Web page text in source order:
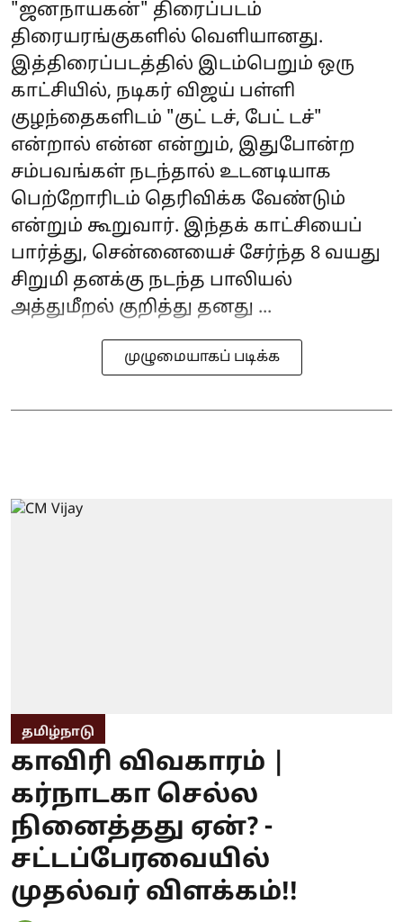
"ஜனநாயகன்" திரைப்படம்
திரையரங்குகளில் வெளியானது.
இத்திரைப்படத்தில் இடம்பெறும் ஒரு
காட்சியில், நடிகர் விஜய் பள்ளி
குழந்தைகளிடம் "குட் டச், பேட் டச்"
என்றால் என்ன என்றும், இதுபோன்ற
சம்பவங்கள் நடந்தால் உடனடியாக
பெற்றோரிடம் தெரிவிக்க வேண்டும்
என்றும் கூறுவார். இந்தக் காட்சியைப்
பார்த்து, சென்னையைச் சேர்ந்த 8 வயது
சிறுமி தனக்கு நடந்த பாலியல்
அத்துமீறல் குறித்து தனது ...
முழுமையாகப் படிக்க
தமிழ்நாடு
காவிரி விவகாரம் |
கர்நாடகா செல்ல
நினைத்தது ஏன்? -
சட்டப்பேரவையில்
முதல்வர் விளக்கம்!!